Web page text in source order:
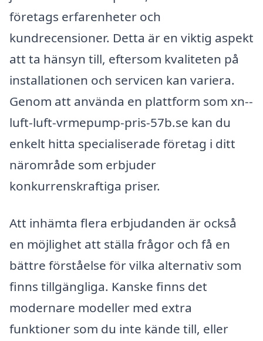
företags erfarenheter och
kundrecensioner. Detta är en viktig aspekt
att ta hänsyn till, eftersom kvaliteten på
installationen och servicen kan variera.
Genom att använda en plattform som xn--
luft-luft-vrmepump-pris-57b.se kan du
enkelt hitta specialiserade företag i ditt
närområde som erbjuder
konkurrenskraftiga priser.
Att inhämta flera erbjudanden är också
en möjlighet att ställa frågor och få en
bättre förståelse för vilka alternativ som
finns tillgängliga. Kanske finns det
modernare modeller med extra
funktioner som du inte kände till, eller